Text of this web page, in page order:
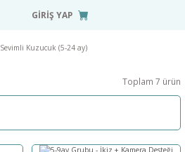
GİRİŞ YAP
Sevimli Kuzucuk (5-24 ay)
Toplam 7 ürün